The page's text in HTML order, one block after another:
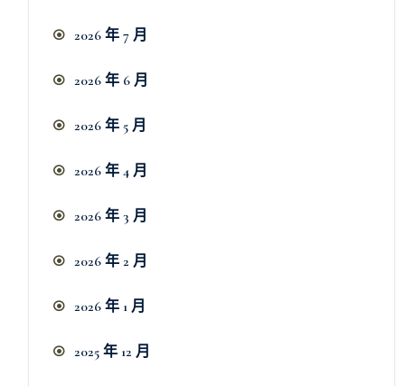
2026 年 7 月
2026 年 6 月
2026 年 5 月
2026 年 4 月
2026 年 3 月
2026 年 2 月
2026 年 1 月
2025 年 12 月